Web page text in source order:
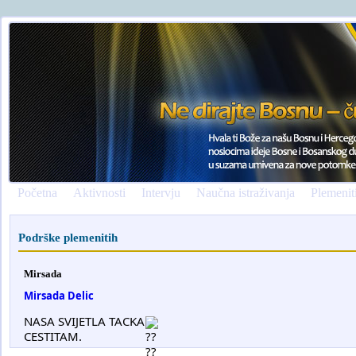
Početna Aktivnosti Intervju Naučna istraživanja
Podrške plemenitih
Mirsada
Mirsada Delic
NASA SVIJETLA TACKA
CESTITAM.